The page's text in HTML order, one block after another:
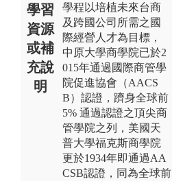
學習
資源
或補
充說
明
學程以培植未來台商
及跨國公司所需之國
際經營人才為目標，
中原大學商學院已於2
015年通過國際商管學
院促進協會（AACS
B）認證，躋身全球前
5% 通過認證之頂尖商
管學院之列，美國天
普大學福克斯商學院
更於1934年即通過AA
CSB認證，同為全球前